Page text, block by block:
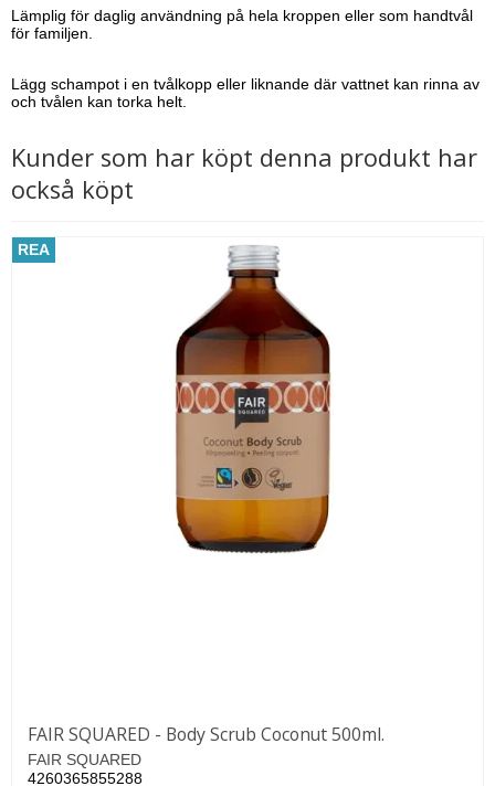
Lämplig för daglig användning på hela kroppen eller som handtvål
för familjen.
Lägg schampot i en tvålkopp eller liknande där vattnet kan rinna av
och tvålen kan torka helt.
Kunder som har köpt denna produkt har
också köpt
REA
FAIR SQUARED - Body Scrub Coconut 500ml.
FAIR SQUARED
4260365855288